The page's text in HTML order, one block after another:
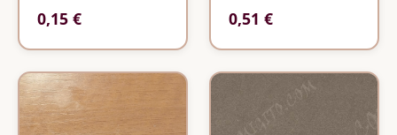
0,15 €
0,51 €